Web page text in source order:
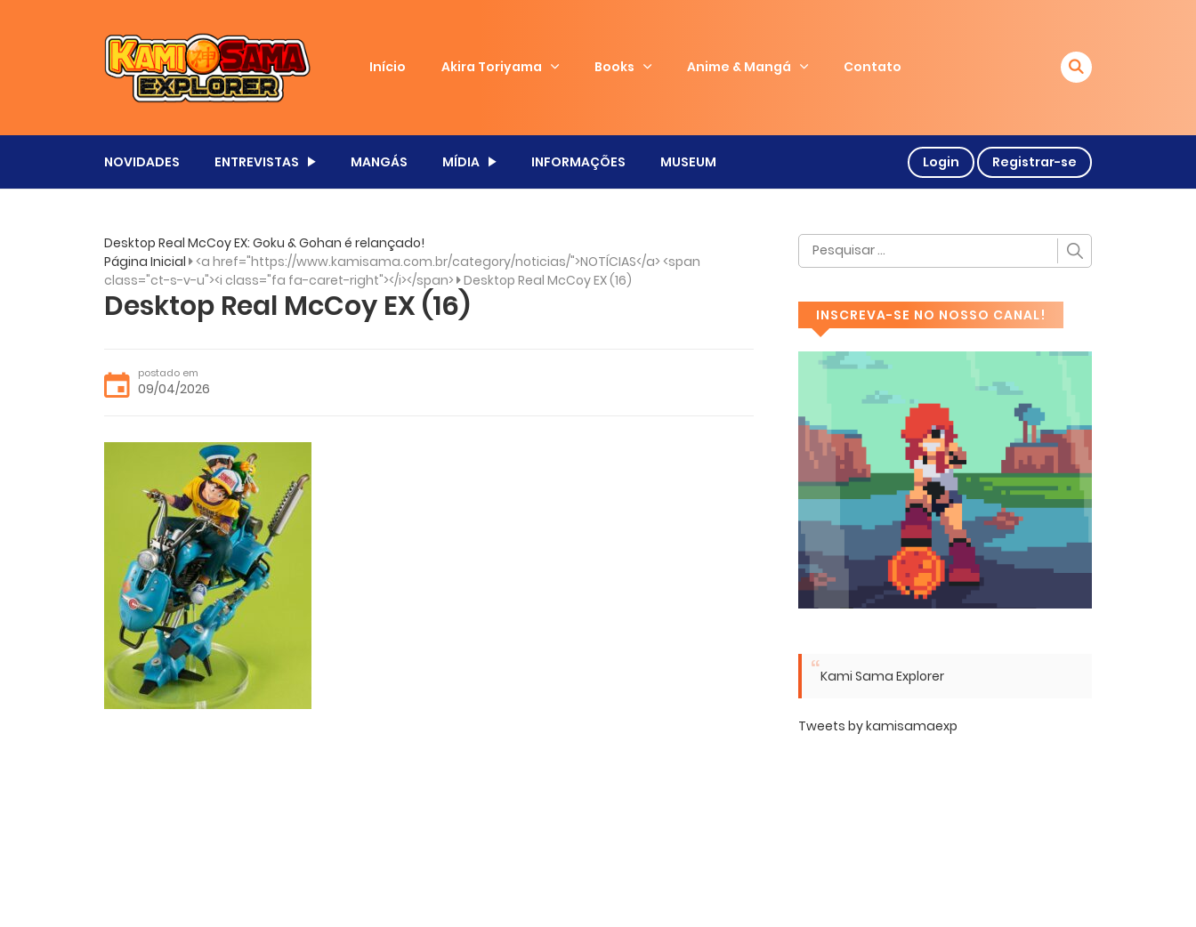
Início Akira Toriyama Books Anime & Mangá Contato
NOVIDADES ENTREVISTAS MANGÁS MÍDIA INFORMAÇÕES MUSEUM Login Registrar-se
Desktop Real McCoy EX: Goku & Gohan é relançado!
Página Inicial <a href="https://www.kamisama.com.br/category/noticias/">NOTÍCIAS</a> <span
class="ct-s-v-u"><i class="fa fa-caret-right"></i></span> Desktop Real McCoy EX (16)
Desktop Real McCoy EX (16)
postado em
09/04/2026
INSCREVA-SE NO NOSSO CANAL!
Kami Sama Explorer
Tweets by kamisamaexp